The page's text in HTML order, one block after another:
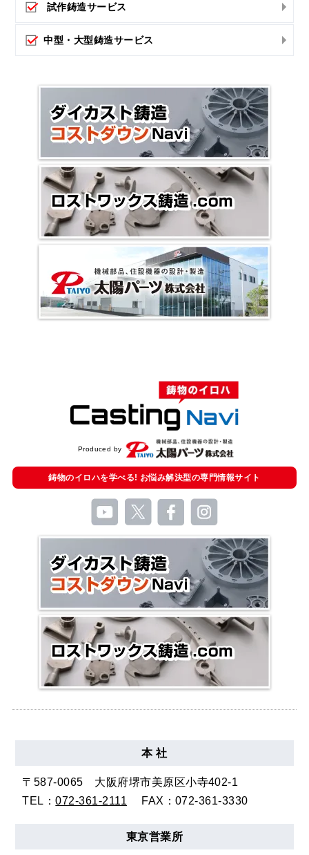
試作鋳造サービス
中型・大型鋳造サービス
Produced by
鋳物のイロハを学べる! お悩み解決型の専門情報サイト
本 社
〒587-0065
大阪府堺市美原区小寺402-1
TEL：072-361-2111 FAX：072-361-3330
東京営業所